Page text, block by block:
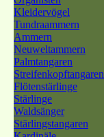
Kleidervögel
Tundraammern
Ammern
Neuweltammern
Palmtangaren
Streifenkopftangaren
Flötenstärlinge
Stärlinge
Waldsänger
Stärlingstangaren